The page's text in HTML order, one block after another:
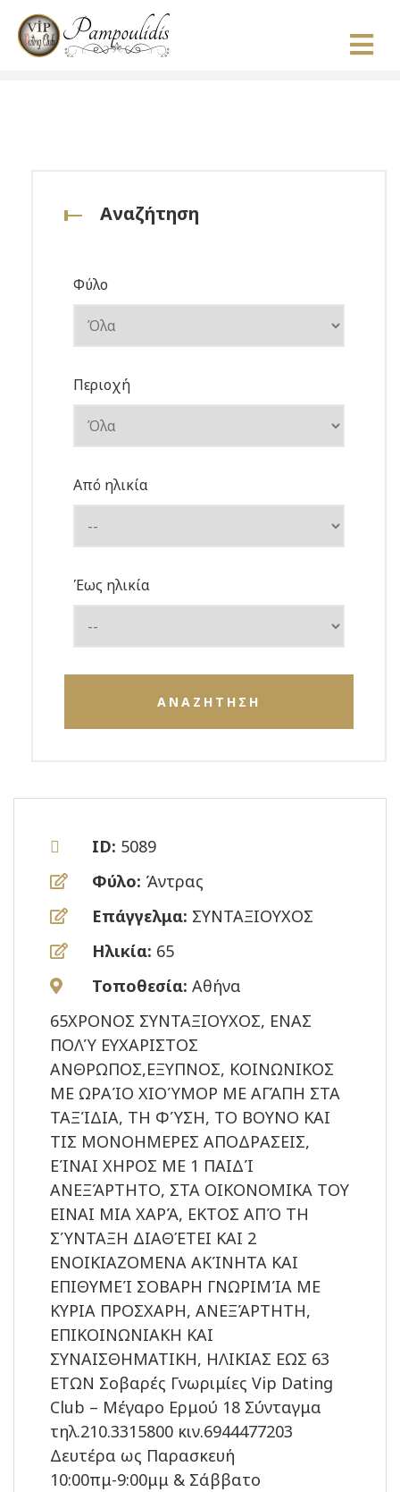
Αναζήτηση
Φύλο
Περιοχή
Από ηλικία
Έως ηλικία
ΑΝΑΖΗΤΗΣΗ
ID: 5089
Φύλο: Άντρας
Επάγγελμα: ΣΥΝΤΑΞΙΟΥΧΟΣ
Ηλικία: 65
Τοποθεσία: Αθήνα
65ΧΡΟΝΟΣ ΣΥΝΤΑΞΙΟΥΧΟΣ, ΕΝΑΣ
ΠΟΛΎ ΕΥΧΑΡΙΣΤΟΣ
ΑΝΘΡΩΠΟΣ,ΕΞΥΠΝΟΣ, ΚΟΙΝΩΝΙΚΟΣ
ΜΕ ΩΡΑΊΟ ΧΙΟΎΜΟΡ ΜΕ ΑΓΆΠΗ ΣΤΑ
ΤΑΞΊΔΙΑ, ΤΗ ΦΎΣΗ, ΤΟ ΒΟΥΝΟ ΚΑΙ
ΤΙΣ ΜΟΝΟΗΜΕΡΕΣ ΑΠΟΔΡΑΣΕΙΣ,
ΕΊΝΑΙ ΧΗΡΟΣ ΜΕ 1 ΠΑΙΔΊ
ΑΝΕΞΆΡΤΗΤΟ, ΣΤΑ ΟΙΚΟΝΟΜΙΚΑ ΤΟΥ
ΕΙΝΑΙ ΜΙΑ ΧΑΡΆ, ΕΚΤΟΣ ΑΠΌ ΤΗ
ΣΎΝΤΑΞΗ ΔΙΑΘΈΤΕΙ ΚΑΙ 2
ΕΝΟΙΚΙΑΖΟΜΕΝΑ ΑΚΊΝΗΤΑ ΚΑΙ
ΕΠΙΘΥΜΕΊ ΣΟΒΑΡΗ ΓΝΩΡΙΜΊΑ ΜΕ
ΚΥΡΙΑ ΠΡΟΣΧΑΡΗ, ΑΝΕΞΆΡΤΗΤΗ,
ΕΠΙΚΟΙΝΩΝΙΑΚΗ ΚΑΙ
ΣΥΝΑΙΣΘΗΜΑΤΙΚΗ, ΗΛΙΚΙΑΣ ΕΩΣ 63
ΕΤΩΝ Σοβαρές Γνωριμίες Vip Dating
Club – Μέγαρο Ερμού 18 Σύνταγμα
τηλ.210.3315800 κιν.6944477203
Δευτέρα ως Παρασκευή
10:00πμ-9:00μμ & Σάββατο